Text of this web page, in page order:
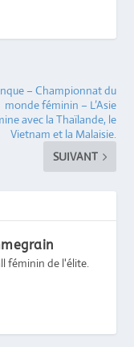
– Championnat du
monde féminin – L’Asie
avec la Thaïlande, le
Vietnam et la Malaisie.
SUIVANT
féminin de l'élite.